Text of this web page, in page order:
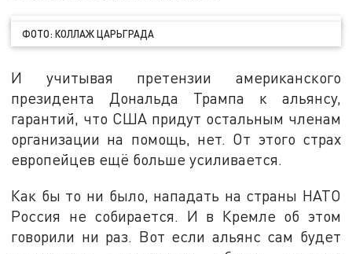
ФОТО: КОЛЛАЖ ЦАРЬГРАДА
И учитывая претензии американского
президента Дональда Трампа к альянсу,
гарантий, что США придут остальным членам
организации на помощь, нет. От этого страх
европейцев ещё больше усиливается.
Как бы то ни было, нападать на страны НАТО
Россия не собирается. И в Кремле об этом
говорили ни раз. Вот если альянс сам будет